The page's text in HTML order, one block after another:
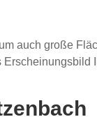
auch große